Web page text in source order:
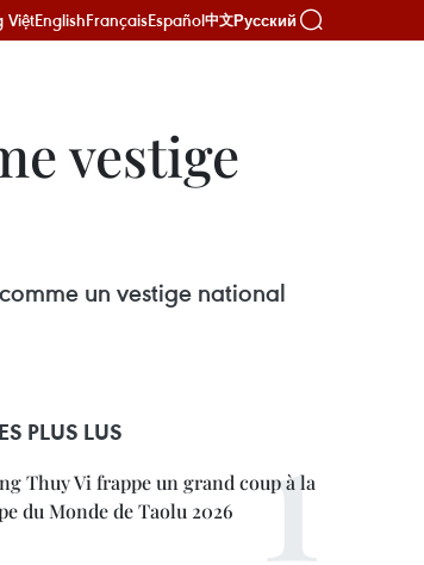
ViệtEnglishFrançaisEspañol中文Русский
vestige
un vestige national
PLUS LUS
Thuy Vi frappe un grand coup à la
du Monde de Taolu 2026